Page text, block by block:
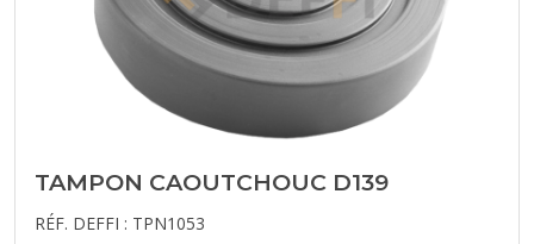
TAMPON CAOUTCHOUC D139
RÉF. DEFFI : TPN1053